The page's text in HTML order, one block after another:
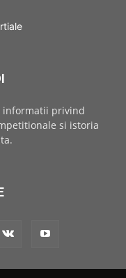
informatii privind
si istoria